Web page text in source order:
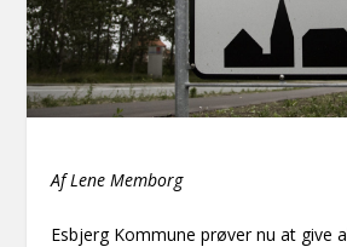
Af Lene Memborg
Esbjerg Kommune prøver nu at give